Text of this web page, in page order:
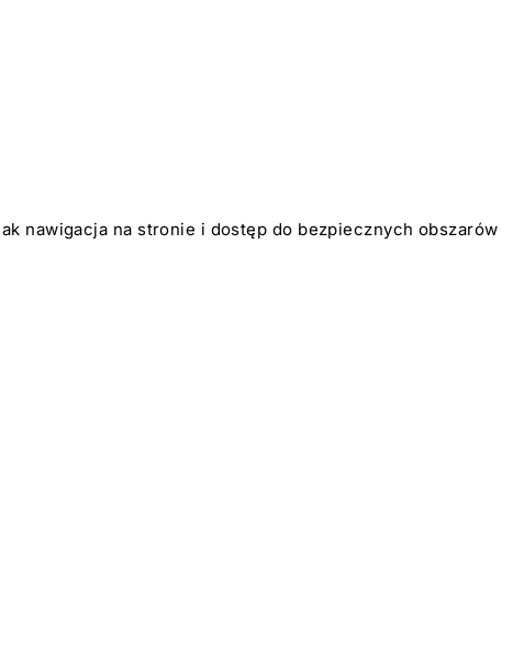
nawigacja na stronie i dostęp do bezpiecznych obszarów